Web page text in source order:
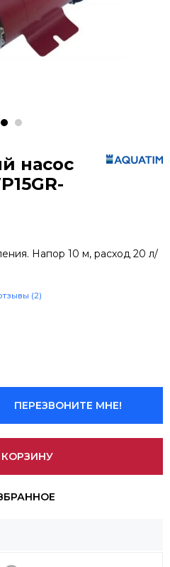
насос
Напор 10 м, расход 20 л/
(2)
ПЕРЕЗВОНИТЕ МНЕ!
КОРЗИНУ